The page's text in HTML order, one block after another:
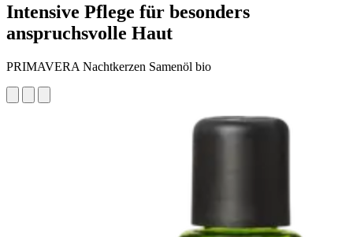
Intensive Pflege für besonders
anspruchsvolle Haut
PRIMAVERA Nachtkerzen Samenöl bio